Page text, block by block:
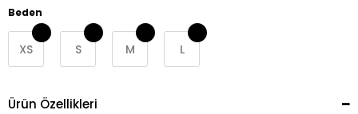
Beden
XS S M L
Ürün Özellikleri